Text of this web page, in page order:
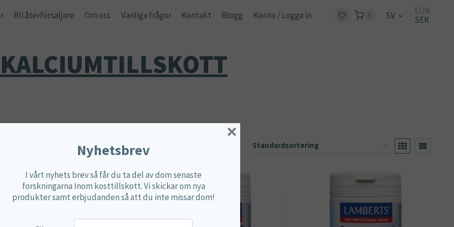
Bli återförsäljare Om oss Vanliga frågor Kontakt Blogg Konto / Logga in 0 SV
EUR
SEK
KALCIUMTILLSKOTT
Nyhetsbrev
I vårt nyhets brev så får du ta del av dom senaste
forskningarna Inom kosttillskott. Vi skickar om nya
produkter samt erbjudanden så att du inte missar dom!
×